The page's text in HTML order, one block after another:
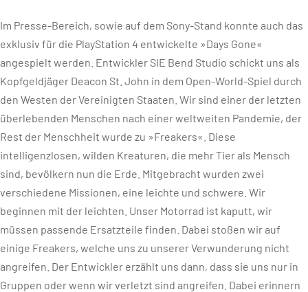
Im Presse-Bereich, sowie auf dem Sony-Stand konnte auch das
exklusiv für die PlayStation 4 entwickelte »Days Gone«
angespielt werden. Entwickler SIE Bend Studio schickt uns als
Kopfgeldjäger Deacon St. John in dem Open-World-Spiel durch
den Westen der Vereinigten Staaten. Wir sind einer der letzten
überlebenden Menschen nach einer weltweiten Pandemie, der
Rest der Menschheit wurde zu »Freakers«. Diese
intelligenzlosen, wilden Kreaturen, die mehr Tier als Mensch
sind, bevölkern nun die Erde. Mitgebracht wurden zwei
verschiedene Missionen, eine leichte und schwere. Wir
beginnen mit der leichten. Unser Motorrad ist kaputt, wir
müssen passende Ersatzteile finden. Dabei stoßen wir auf
einige Freakers, welche uns zu unserer Verwunderung nicht
angreifen. Der Entwickler erzählt uns dann, dass sie uns nur in
Gruppen oder wenn wir verletzt sind angreifen. Dabei erinnern